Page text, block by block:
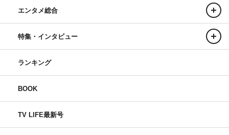
エンタメ総合
特集・インタビュー
ランキング
BOOK
TV LIFE最新号